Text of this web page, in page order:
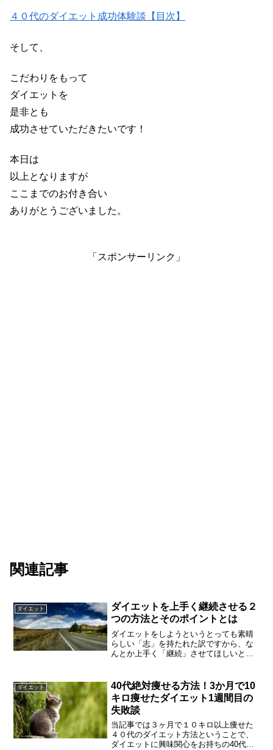
４０代のダイエット成功体験談【目次】
そして、
こだわりをもって
ダイエットを
是非とも
成功させていただきたいです！
本日は
以上となりますが
ここまでのお付き合い
ありがとうございました。
「スポンサーリンク」
関連記事
ダイエット
ダイエットを上手く継続させる２
つの方法とそのポイントとは
ダイエットをしようというとっても素晴
らしい「志」を持たれた訳ですから、な
んとか上手く「継続」させてほしいと思
に私なりの考えをお話させて頂きたいと
思います。また、この心構えはダイエッ
ト以外のことにも応用が利くと思います
ので参考にして頂けたら幸いです。
ダイエット
40代絶対痩せる方法！3か月で10
キロ痩せたダイエット1週間目の
失敗談
当記事では３ヶ月で１０キロ以上痩せた
４０代のダイエット方法ということで、
ダイエットに興味関心をお持ちの40代の